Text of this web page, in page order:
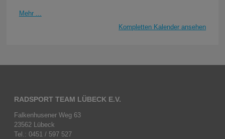
Mehr ...
Kompletten Kalender ansehen
RADSPORT TEAM LÜBECK E.V.
Falkenhusener Weg 63
23562 Lübeck
Tel.: 0451 / 597 527